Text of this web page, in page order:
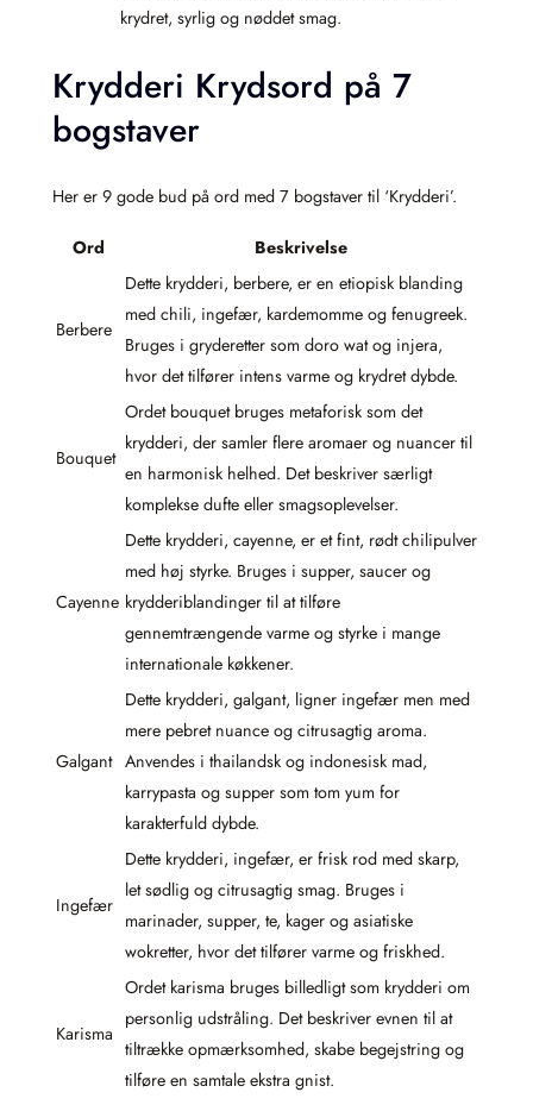
krydret, syrlig og nøddet smag.
Krydderi Krydsord på 7
bogstaver
Her er 9 gode bud på ord med 7 bogstaver til ‘Krydderi’.
Ord Beskrivelse
Berbere
Dette krydderi, berbere, er en etiopisk blanding
med chili, ingefær, kardemomme og fenugreek.
Bruges i gryderetter som doro wat og injera,
hvor det tilfører intens varme og krydret dybde.
Bouquet
Ordet bouquet bruges metaforisk som det
krydderi, der samler flere aromaer og nuancer til
en harmonisk helhed. Det beskriver særligt
komplekse dufte eller smagsoplevelser.
Cayenne
Dette krydderi, cayenne, er et fint, rødt chilipulver
med høj styrke. Bruges i supper, saucer og
krydderiblandinger til at tilføre
gennemtrængende varme og styrke i mange
internationale køkkener.
Galgant
Dette krydderi, galgant, ligner ingefær men med
mere pebret nuance og citrusagtig aroma.
Anvendes i thailandsk og indonesisk mad,
karrypasta og supper som tom yum for
karakterfuld dybde.
Ingefær
Dette krydderi, ingefær, er frisk rod med skarp,
let sødlig og citrusagtig smag. Bruges i
marinader, supper, te, kager og asiatiske
wokretter, hvor det tilfører varme og friskhed.
Karisma
Ordet karisma bruges billedligt som krydderi om
personlig udstråling. Det beskriver evnen til at
tiltrække opmærksomhed, skabe begejstring og
tilføre en samtale ekstra gnist.